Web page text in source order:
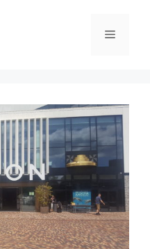
Menu